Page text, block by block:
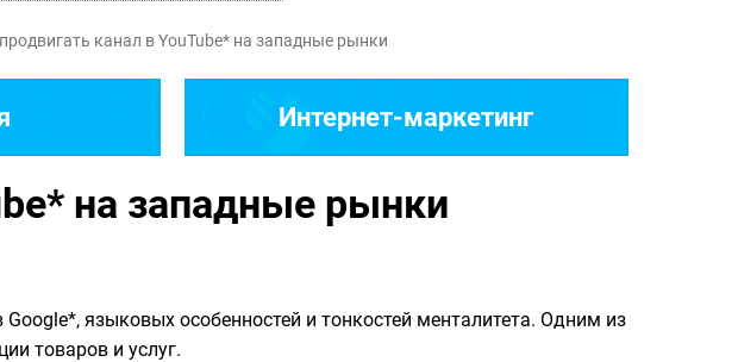
канал в YouTube* на западные рынки
Интернет-маркетинг
на западные рынки
языковых особенностей и тонкостей менталитета. Одним из
товаров и услуг.